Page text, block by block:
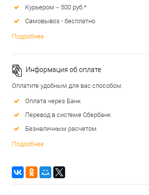
Курьером – 500 руб.*
Самовывоз - бесплатно
Подробнее
Информация об оплате
Оплатите удобным для вас способом:
Оплата через Банк
Перевод в системе Сбербанк
Безналичным расчетом
Подробнее